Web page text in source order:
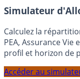
En savoir plus
Simulateur
Calculez la
profil et horizon de